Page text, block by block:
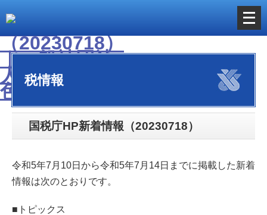
メ
ニ
を
く
税情報
国税庁HP新着情報（20230718）
令和5年7月10日から令和5年7月14日までに掲載した新着
情報は次のとおりです。
■トピックス